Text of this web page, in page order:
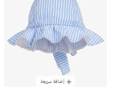
إضافة سريعة